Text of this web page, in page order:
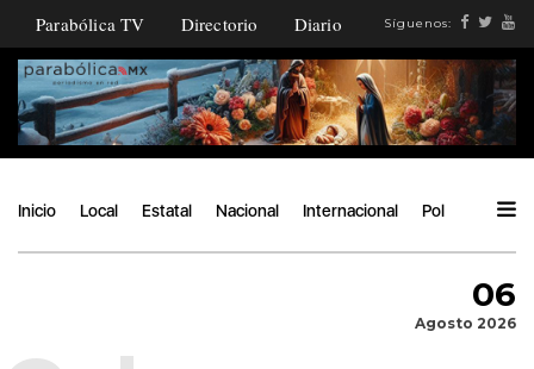
Parabólica TV Directorio Diario Síguenos:
Inicio Local Estatal Nacional Internacional Política
06
Agosto 2026